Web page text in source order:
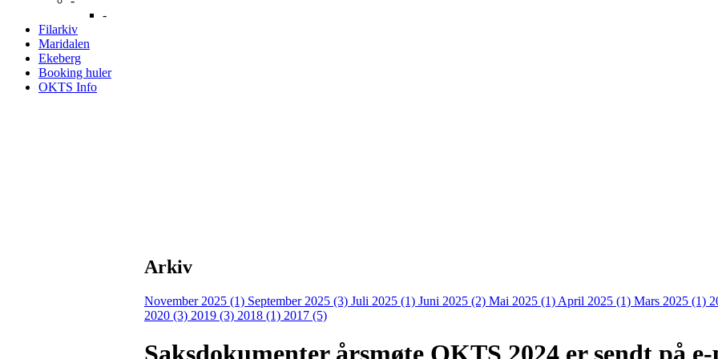
-
Filarkiv
Maridalen
Ekeberg
Booking huler
OKTS Info
Arkiv
November 2025 (1) September 2025 (3) Juli 2025 (1) Juni 2025 (2) Mai 2025 (1) April 2025 (1) Mars 2025 (1)
2020 (3) 2019 (3) 2018 (1) 2017 (5)